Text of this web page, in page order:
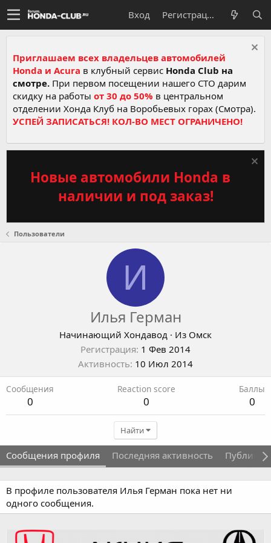
Вход Регистрация
Приглашаем всех владельцев автомобилей
Honda и Acura в клубный сервис Honda Club на
смотре. При первом посещении нашего СТО дарим
скидку на работы от 30 до 50% в центральном
отделении Хонда Клуб на Воробьевых горах (Смотра).
УСПЕЙ ЗАПИСАТЬСЯ! КОЛ-ВО МЕСТ ОГРАНИЧЕНО!
Новые автомобили Honda в
наличии и под заказ!
Пользователи
И
Илья Герман
Начинающий Хондавод · Из Омск
Регистрация 1 Фев 2014
Активность 10 Июл 2014
Сообщения
0
Reaction score
0
Баллы
0
Найти
Сообщения профиля Последняя активность
В профиле пользователя Илья Герман пока нет ни
одного сообщения.